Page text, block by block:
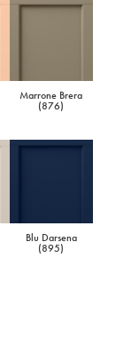
Marrone Brera
(876)
Blu Darsena
(895)